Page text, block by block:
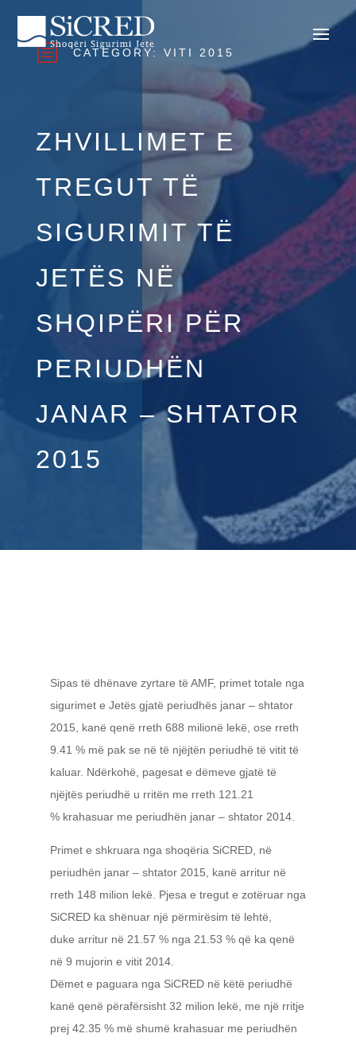
b CATEGORY: VITI 2015
ZHVILLIMET E
TREGUT TË
SIGURIMIT TË
JETËS NË
SHQIPËRI PËR
PERIUDHËN
JANAR – SHTATOR
2015
Sipas të dhënave zyrtare të AMF, primet totale nga
sigurimet e Jetës gjatë periudhës janar – shtator
2015, kanë qenë rreth 688 milionë lekë, ose rreth
9.41 % më pak se në të njëjtën periudhë të vitit të
kaluar. Ndërkohë, pagesat e dëmeve gjatë të
njëjtës periudhë u rritën me rreth 121.21
% krahasuar me periudhën janar – shtator 2014.
Primet e shkruara nga shoqëria SiCRED, në
periudhën janar – shtator 2015, kanë arritur në
rreth 148 milion lekë. Pjesa e tregut e zotëruar nga
SiCRED ka shënuar një përmirësim të lehtë,
duke arritur në 21.57 % nga 21.53 % që ka qenë
në 9 mujorin e vitit 2014.
Dëmet e paguara nga SiCRED në këtë periudhë
kanë qenë përafërsisht 32 milion lekë, me një rritje
prej 42.35 % më shumë krahasuar me periudhën